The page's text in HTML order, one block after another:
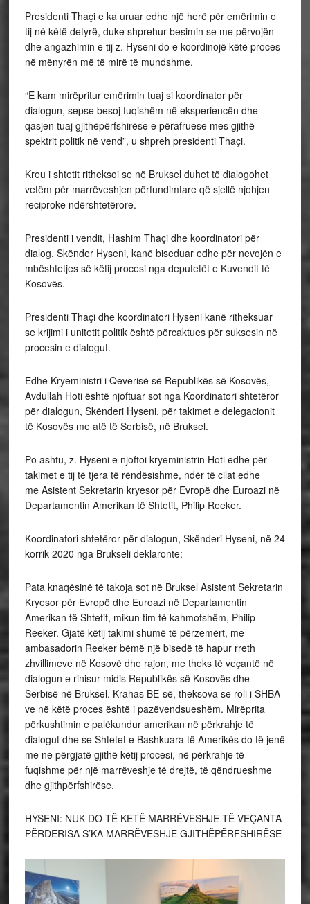
Presidenti Thaçi e ka uruar edhe një herë për emërimin e
tij në këtë detyrë, duke shprehur besimin se me përvojën
dhe angazhimin e tij z. Hyseni do e koordinojë këtë proces
në mënyrën më të mirë të mundshme.
“E kam mirëpritur emërimin tuaj si koordinator për
dialogun, sepse besoj fuqishëm në eksperiencën dhe
qasjen tuaj gjithëpërfshirëse e përafruese mes gjithë
spektrit politik në vend”, u shpreh presidenti Thaçi.
Kreu i shtetit ritheksoi se në Bruksel duhet të dialogohet
vetëm për marrëveshjen përfundimtare që sjellë njohjen
reciproke ndërshtetërore.
Presidenti i vendit, Hashim Thaçi dhe koordinatori për
dialog, Skënder Hyseni, kanë biseduar edhe për nevojën e
mbështetjes së këtij procesi nga deputetët e Kuvendit të
Kosovës.
Presidenti Thaçi dhe koordinatori Hyseni kanë ritheksuar
se krijimi i unitetit politik është përcaktues për suksesin në
procesin e dialogut.
Edhe Kryeministri i Qeverisë së Republikës së Kosovës,
Avdullah Hoti është njoftuar sot nga Koordinatori shtetëror
për dialogun, Skënderi Hyseni, për takimet e delegacionit
të Kosovës me atë të Serbisë, në Bruksel.
Po ashtu, z. Hyseni e njoftoi kryeministrin Hoti edhe për
takimet e tij të tjera të rëndësishme, ndër të cilat edhe
me Asistent Sekretarin kryesor për Evropë dhe Euroazi në
Departamentin Amerikan të Shtetit, Philip Reeker.
Koordinatori shtetëror për dialogun, Skënderi Hyseni, në 24
korrik 2020 nga Brukseli deklaronte:
Pata knaqësinë të takoja sot në Bruksel Asistent Sekretarin
Kryesor për Evropë dhe Euroazi në Departamentin
Amerikan të Shtetit, mikun tim të kahmotshëm, Philip
Reeker. Gjatë këtij takimi shumë të përzemërt, me
ambasadorin Reeker bëmë një bisedë të hapur rreth
zhvillimeve në Kosovë dhe rajon, me theks të veçantë në
dialogun e rinisur midis Republikës së Kosovës dhe
Serbisë në Bruksel. Krahas BE-së, theksova se roli i SHBA-
ve në këtë proces është i pazëvendsueshëm. Mirëprita
përkushtimin e palëkundur amerikan në përkrahje të
dialogut dhe se Shtetet e Bashkuara të Amerikës do të jenë
me ne përgjatë gjithë këtij procesi, në përkrahje të
fuqishme për një marrëveshje të drejtë, të qëndrueshme
dhe gjithpërfshirëse.
HYSENI: NUK DO TË KETË MARRËVESHJE TË VEÇANTA
PËRDERISA S’KA MARRËVESHJE GJITHËPËRFSHIRËSE